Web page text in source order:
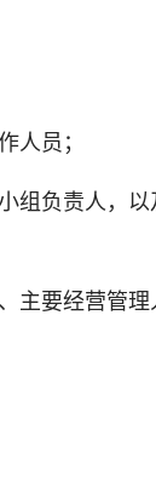
人员；
组负责人，以
要经营管理